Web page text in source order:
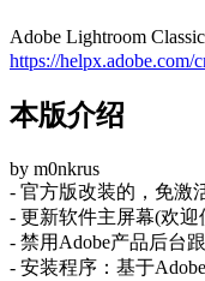
Adobe Lightroom
https://helpx.adobe.com/
本版介绍
by m0nkrus
- 官方版改装的，免激
- 更新软件主屏幕(欢迎
- 禁用Adobe产品后台
- 安装程序：基于